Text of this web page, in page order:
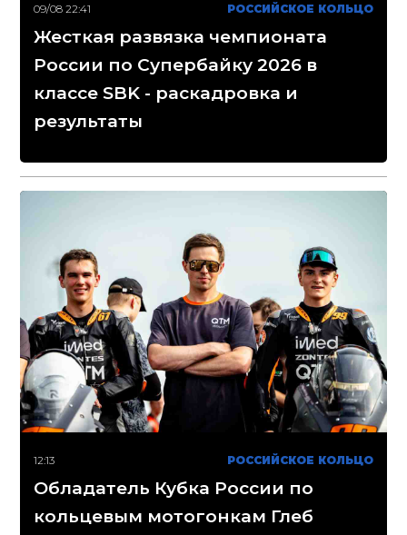
09/08 22:41 РОССИЙСКОЕ КОЛЬЦО
Жесткая развязка чемпионата
России по Супербайку 2026 в
классе SBK - раскадровка и
результаты
12:13 РОССИЙСКОЕ КОЛЬЦО
Обладатель Кубка России по
кольцевым мотогонкам Глеб